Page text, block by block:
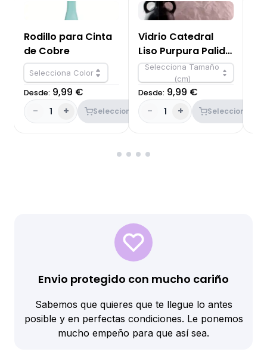
Rodillo para Cinta
de Cobre
Selecciona Color
Desde: 9,99 €
-
1 + Seleccionar
Vidrio Catedral
Liso Purpura Palido
140-8S-F OCS96
Selecciona Tamaño
(cm)
Desde: 9,99 €
-
1 + Seleccionar
Envio protegido con mucho cariño
Sabemos que quieres que te llegue lo antes
posible y en perfectas condiciones. Le ponemos
mucho empeño para que así sea.